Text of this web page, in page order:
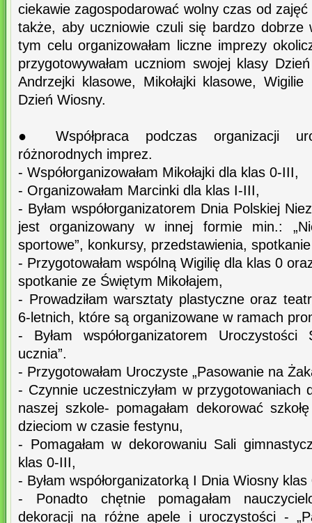
ciekawie zagospodarować wolny czas od zajęć
także, aby uczniowie czuli się bardzo dobrze
tym celu organizowałam liczne imprezy
przygotowywałam uczniom swojej klasy
Andrzejki klasowe, Mikołajki klasowe,
Dzień Wiosny.
● Współpraca podczas organizacji
różnorodnych imprez.
- Współorganizowałam Mikołajki dla klas 0-III,
- Organizowałam Marcinki dla klas I-III,
- Byłam współorganizatorem Dnia Polskiej
jest organizowany w innej formie min.:
sportowe”, konkursy, przedstawienia,
- Przygotowałam wspólną Wigilię dla klas 0
spotkanie ze Świętym Mikołajem,
- Prowadziłam warsztaty plastyczne oraz
6-letnich, które są organizowane w ramach
- Byłam współorganizatorem Uroczystości
ucznia”.
- Przygotowałam Uroczyste „Pasowanie na
- Czynnie uczestniczyłam w przygotowaniach
naszej szkole- pomagałam dekorować
dzieciom w czasie festynu,
- Pomagałam w dekorowaniu Sali
klas 0-III,
- Byłam współorganizatorką I Dnia Wiosny
- Ponadto chętnie pomagałam
dekoracji na różne apele i uroczystości -